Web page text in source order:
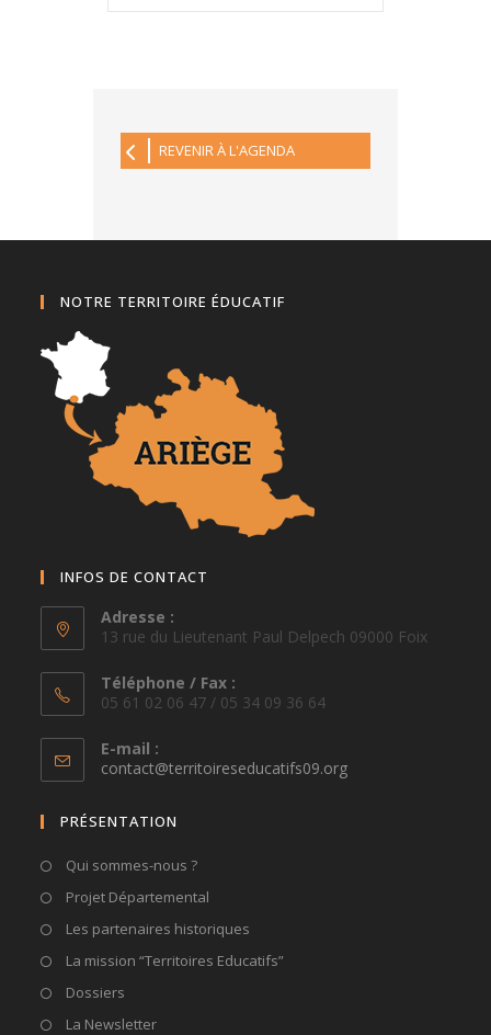
REVENIR À L'AGENDA
NOTRE TERRITOIRE ÉDUCATIF
INFOS DE CONTACT
Adresse :
13 rue du Lieutenant Paul Delpech 09000 Foix
Téléphone / Fax :
05 61 02 06 47 / 05 34 09 36 64
E-mail :
contact@territoireseducatifs09.orgS’ouvre
PRÉSENTATION
Qui sommes-nous ?
Projet Départemental
Les partenaires historiques
La mission “Territoires Educatifs”
Dossiers
La Newsletter